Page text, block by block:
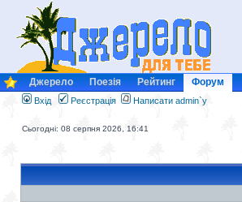
Джерело Поезія Рейтинг Форум
Вхід Реєстрація Написати admin`у
Сьогодні: 08 серпня 2026, 16:41